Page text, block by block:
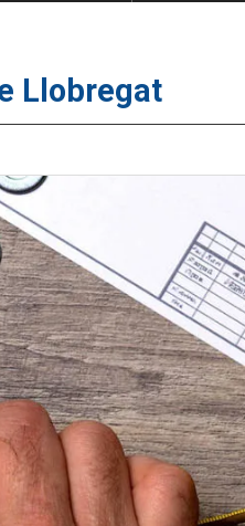
Llobregat